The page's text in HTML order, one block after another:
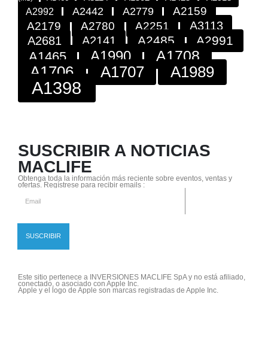
A2992 A2442 A2779
A2159
A2179
A2780 A2251
A3113
A2681
A2141 A2485 A2991
A1465 A1990
A1708
A1706
A1707 A1989
A1398
SUSCRIBIR A NOTICIAS
MACLIFE
Obtenga toda la información más reciente sobre eventos, ventas y
ofertas. Regístrese para recibir emails :
Este sitio pertenece a INVERSIONES MACLIFE SpA y no está afiliado,
conectado, o asociado con Apple Inc.
Apple y el logo de Apple son marcas registradas de Apple Inc.